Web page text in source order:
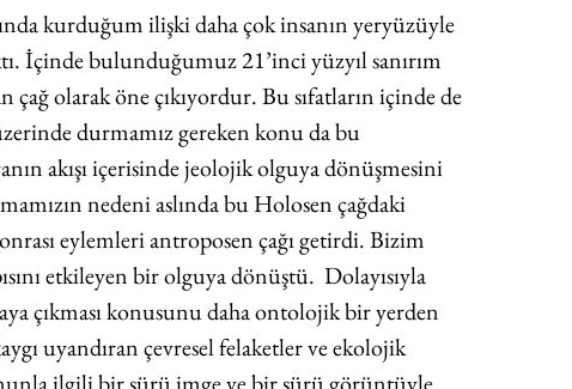
kurduğum ilişki daha çok insanın yeryüzüyle
İçinde bulunduğumuz 21’inci yüzyıl sanırım
çağ olarak öne çıkıyordur. Bu sıfatların içinde de
durmamız gereken konu da bu
akışı içerisinde jeolojik olguya dönüşmesini
nedeni aslında bu Holosen çağdaki
eylemleri antroposen çağı getirdi. Bizim
etkileyen bir olguya dönüştü.  Dolayısıyla
çıkması konusunu daha ontolojik bir yerden
uyandıran çevresel felaketler ve ekolojik